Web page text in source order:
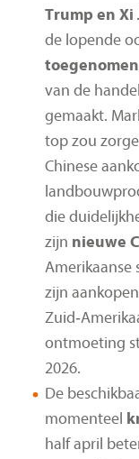
Trump en Xi
de lopende
van de
gemaakt.
top zou
Chinese
die
zijn nieuwe
Amerikaanse
zijn
ontmoeting
2026.
De
momenteel
half april